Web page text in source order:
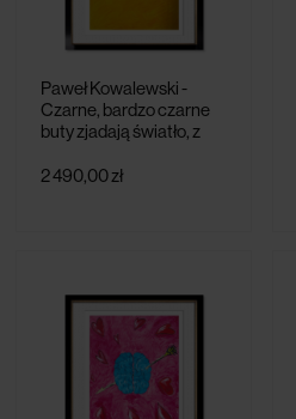
Paweł Kowalewski -
Czarne, bardzo czarne
buty zjadają światło, z
2 490,00 zł